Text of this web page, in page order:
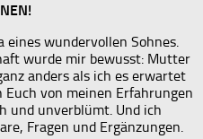
wundervollen Sohnes.
wurde mir bewusst: Mutter
anders als ich es erwartet
Euch von meinen Erfahrungen
und unverblümt. Und ich
Fragen und Ergänzungen.